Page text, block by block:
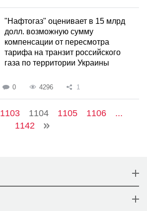
"Нафтогаз" оценивает в 15 млрд
долл. возможную сумму
компенсации от пересмотра
тарифа на транзит российского
газа по территории Украины
0 4296 1
1103 1104 1105 1106
...
1142